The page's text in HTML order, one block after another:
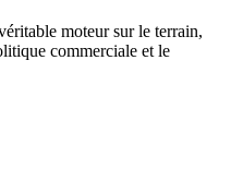
moteur sur le terrain,
commerciale et le